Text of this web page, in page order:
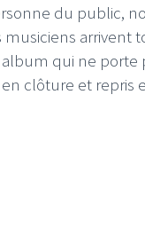
du public,
musiciens arrivent
qui ne porte
clôture et repris